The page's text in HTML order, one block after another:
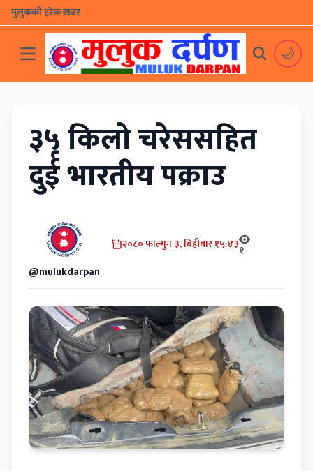
मुलुकको हरेक खबर
🌙
३५ किलो चरेससहित
दुर्ई भारतीय पक्राउ
@mulukdarpan
२०८० फाल्गुन ३, बिहीबार १५:४३१